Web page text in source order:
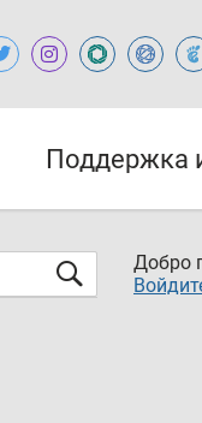
Поддержка
Добро